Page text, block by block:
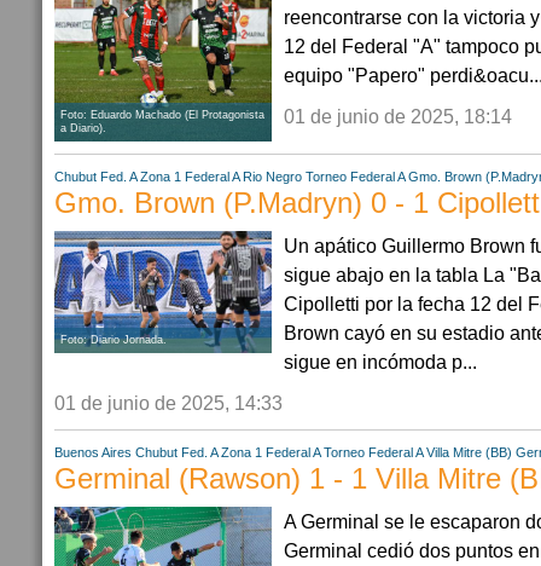
Foto: Eduardo Machado (El Protagonista
a Diario).
reencontrarse con la victoria
12 del Federal "A" tampoco
equipo "Papero"
01 de junio de 2025, 18:14
Chubut Fed. A Zona 1 Federal A Rio Negro Torneo Federal A Gmo. Brown
Gmo. Brown (P.Madryn) 0 - 1
Foto: Diario Jornada.
Un apático Guillermo Brown
sigue abajo en la tabla La
Cipolletti por la fecha 12 del
Brown cayó en su estadio
sigue en incómoda p...
01 de junio de 2025, 14:33
Buenos Aires Chubut Fed. A Zona 1 Federal A Torneo Federal A Villa Mitre (BB)
Germinal (Rawson) 1 - 1 Villa Mitre
A Germinal se le escaparon
Germinal cedió dos puntos